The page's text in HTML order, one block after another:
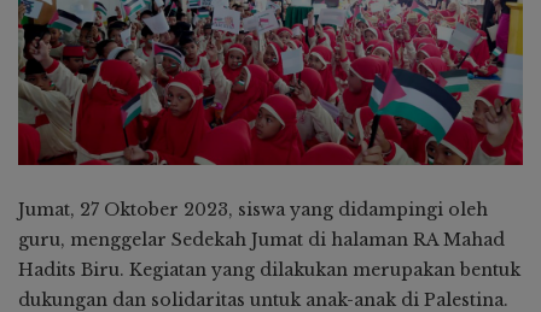
Jumat, 27 Oktober 2023, siswa yang didampingi oleh
guru, menggelar Sedekah Jumat di halaman RA Mahad
Hadits Biru. Kegiatan yang dilakukan merupakan bentuk
dukungan dan solidaritas untuk anak-anak di Palestina.